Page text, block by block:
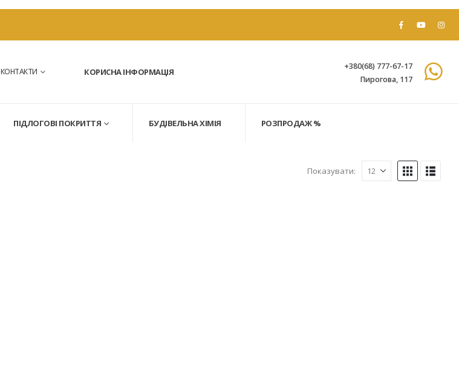
КОНТАКТИ КОРИСНА ІНФОРМАЦІЯ
+380(68) 777-67-17
Пирогова, 117
ПІДЛОГОВІ ПОКРИТТЯ БУДІВЕЛЬНА ХІМІЯ РОЗПРОДАЖ %
Показувати: